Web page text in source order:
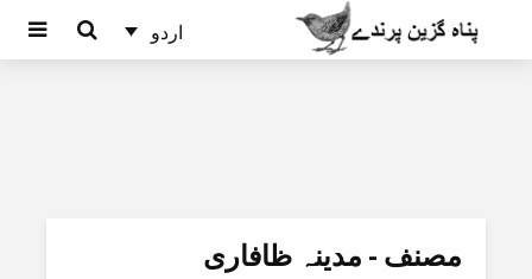
اردو
مصنف - مدینہ ظافاری